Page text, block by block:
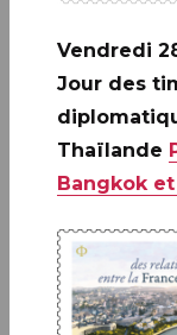
Infos
vendu
(14)
de 14h à
Vendredi
Jour des
Thaïlande
Bangkok